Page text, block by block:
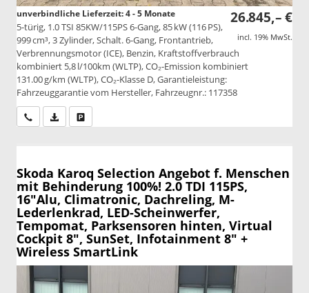
26.845,– €
incl. 19% MwSt.
unverbindliche Lieferzeit: 4 - 5 Monate
5-türig, 1.0 TSI 85KW/115PS 6-Gang, 85 kW (116 PS),
999 cm³, 3 Zylinder, Schalt. 6-Gang, Frontantrieb,
Verbrennungsmotor (ICE), Benzin, Kraftstoffverbrauch
kombiniert 5,8 l/100km (WLTP), CO₂-Emission kombiniert
131.00 g/km (WLTP), CO₂-Klasse D, Garantieleistung:
Fahrzeuggarantie vom Hersteller, Fahrzeugnr.: 117358
Wir rufen Sie anPDF-Datei, Fahrzeugexposé drucken
Skoda Karoq Selection Angebot f. Menschen
mit Behinderung 100%! 2.0 TDI 115PS,
16"Alu, Climatronic, Dachreling, M-
Lederlenkrad, LED-Scheinwerfer,
Tempomat, Parksensoren hinten, Virtual
Cockpit 8", SunSet, Infotainment 8" +
Wireless SmartLink